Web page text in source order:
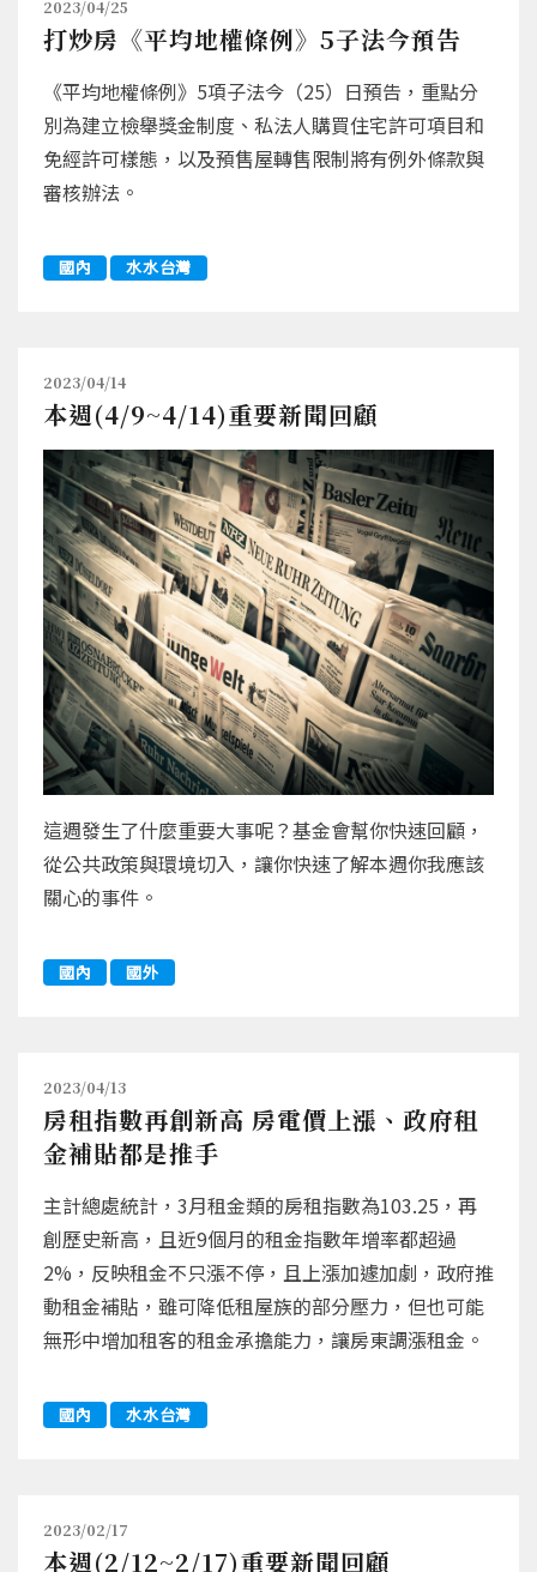
2023/04/25
打炒房《平均地權條例》5子法今預告
《平均地權條例》5項子法今（25）日預告，重點分
別為建立檢舉獎金制度、私法人購買住宅許可項目和
免經許可樣態，以及預售屋轉售限制將有例外條款與
審核辦法。
國內 水水台灣
2023/04/14
本週(4/9~4/14)重要新聞回顧
這週發生了什麼重要大事呢？基金會幫你快速回顧，
從公共政策與環境切入，讓你快速了解本週你我應該
關心的事件。
國內 國外
2023/04/13
房租指數再創新高 房電價上漲、政府租
金補貼都是推手
主計總處統計，3月租金類的房租指數為103.25，再
創歷史新高，且近9個月的租金指數年增率都超過
2%，反映租金不只漲不停，且上漲加遽加劇，政府推
動租金補貼，雖可降低租屋族的部分壓力，但也可能
無形中增加租客的租金承擔能力，讓房東調漲租金。
國內 水水台灣
2023/02/17
本週(2/12~2/17)重要新聞回顧